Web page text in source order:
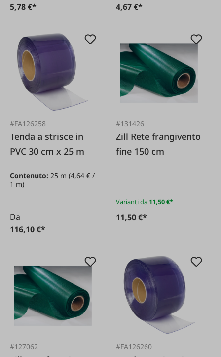
5,78 €*
4,67 €*
#FA126258
Tenda a strisce in
PVC 30 cm x 25 m
Contenuto: 25 m (4,64 € /
1 m)
Da
116,10 €*
#131426
Zill Rete frangivento
fine 150 cm
Varianti da 11,50 €*
11,50 €*
#127062 #FA126260